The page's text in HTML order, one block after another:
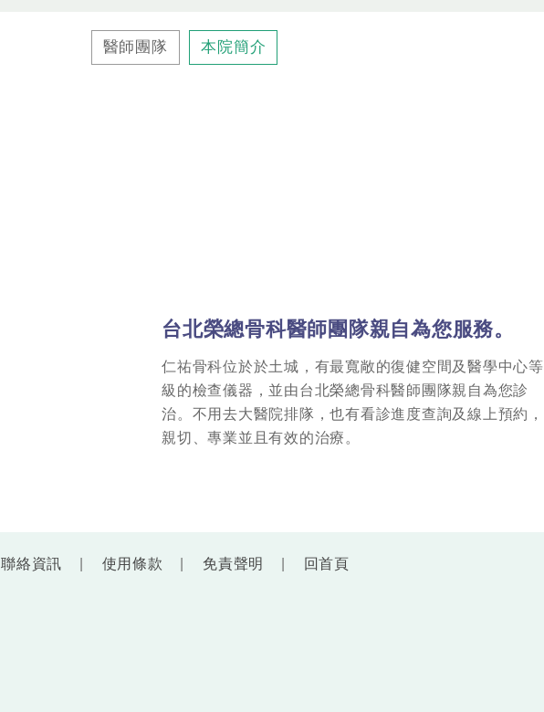
醫師團隊 本院簡介
台北榮總骨科醫師團隊親自為您服務。
仁祐骨科位於於土城，有最寬敞的復健空間及醫學中心等
級的檢查儀器，並由台北榮總骨科醫師團隊親自為您診
治。不用去大醫院排隊，也有看診進度查詢及線上預約，
親切、專業並且有效的治療。
聯絡資訊 使用條款 免責聲明 回首頁